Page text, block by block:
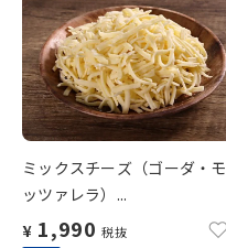
ミックスチーズ（ゴーダ・モ
ッツァレラ）...
¥ 1,990 税抜